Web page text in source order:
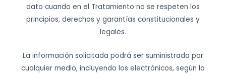
dato cuando en el Tratamiento no se respeten los
principios, derechos y garantías constitucionales y
legales.
La información solicitada podrá ser suministrada por
cualquier medio, incluyendo los electrónicos, según lo